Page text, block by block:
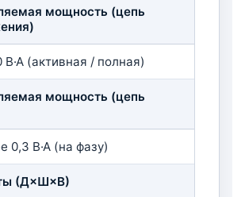
мощность (цепь
В·А (активная / полная)
мощность (цепь
0,3 В·А (на фазу)
(Д×Ш×В)